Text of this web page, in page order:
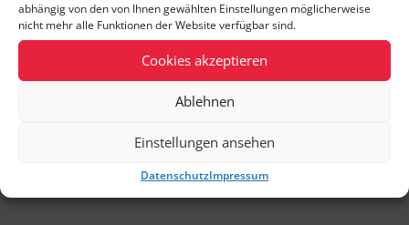
abhängig von den von Ihnen gewählten Einstellungen möglicherweise
nicht mehr alle Funktionen der Website verfügbar sind.
Cookies akzeptieren
Ablehnen
Einstellungen ansehen
DatenschutzImpressum